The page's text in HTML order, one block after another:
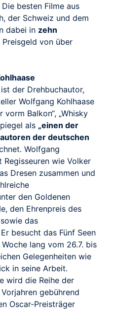
Die besten Filme aus
der Schweiz und dem
dabei in zehn
Preisgeld von über
der Drehbuchautor,
Wolfgang Kohlhaase
vorm Balkon“, „Whisky
als „einen der
der deutschen
Wolfgang
Regisseuren wie Volker
Dresen zusammen und
den Goldenen
den Ehrenpreis des
das
besucht das Fünf Seen
lang vom 26.7. bis
Gelegenheiten wie
in seine Arbeit.
wird die Reihe der
gebührend
Oscar-Preisträger